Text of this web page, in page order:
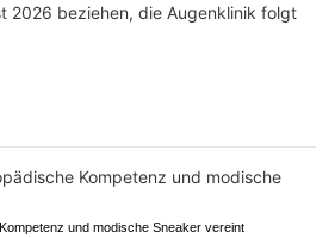
2026 beziehen, die Augenklinik folgt
und modische Sneaker vereint